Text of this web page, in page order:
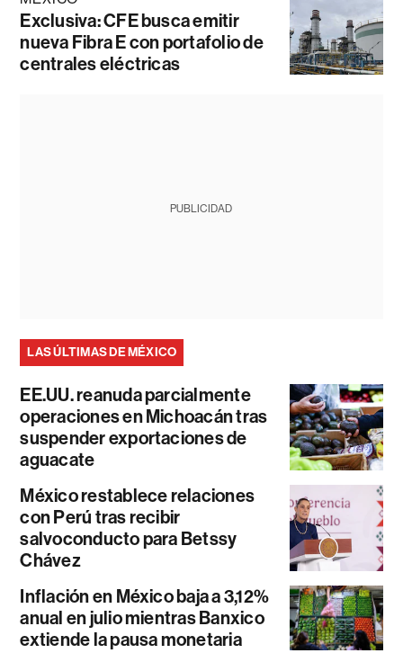
Exclusiva: CFE busca emitir
nueva Fibra E con portafolio de
centrales eléctricas
PUBLICIDAD
LAS ÚLTIMAS DE MÉXICO
EE.UU. reanuda parcialmente
operaciones en Michoacán tras
suspender exportaciones de
aguacate
México restablece relaciones
con Perú tras recibir
salvoconducto para Betssy
Chávez
Inflación en México baja a 3,12%
anual en julio mientras Banxico
extiende la pausa monetaria